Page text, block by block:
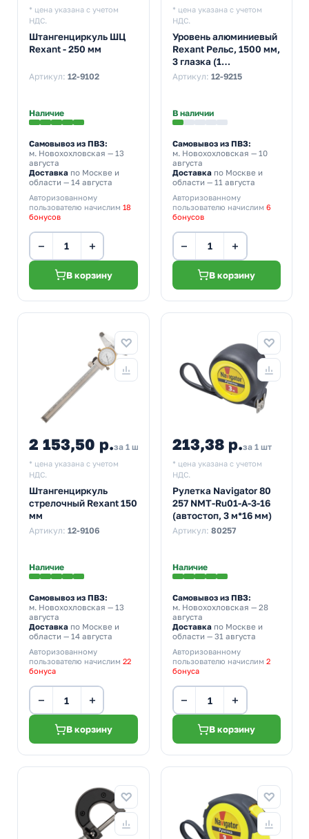
* цена указана с учетом
НДС.
Штангенциркуль ШЦ
Rexant - 250 мм
Артикул: 12-9102
Наличие
Самовывоз из ПВЗ:
м. Новохохловская — 13
августа
Доставка по Москве и
области — 14 августа
Авторизованному
пользователю начислим 18
бонусов
− +
В корзину
* цена указана с учетом
НДС.
Уровень алюминиевый
Rexant Рельс, 1500 мм,
3 глазка (1
поворотный)
Артикул: 12-9215
В наличии
Самовывоз из ПВЗ:
м. Новохохловская — 10
августа
Доставкапо Москве и
области — 11 августа
Авторизованному
пользователю начислим 6
бонусов
− +
В корзину
2 153,50 р.за 1 шт
* цена указана с учетом
НДС.
Штангенциркуль
стрелочный Rexant 150
мм
Артикул: 12-9106
Наличие
Самовывоз из ПВЗ:
м. Новохохловская — 13
августа
Доставка по Москве и
области — 14 августа
Авторизованному
пользователю начислим 22
бонуса
− +
В корзину
213,38 р.за 1 шт
* цена указана с учетом
НДС.
Рулетка Navigator 80
257 NMT-Ru01-A-3-16
(автостоп, 3 м*16 мм)
Артикул: 80257
Наличие
Самовывоз из ПВЗ:
м. Новохохловская — 28
августа
Доставкапо Москве и
области — 31 августа
Авторизованному
пользователю начислим 2
бонуса
− +
В корзину